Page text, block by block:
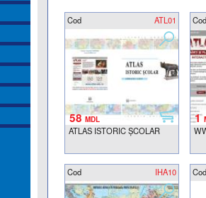
Cod ATL01
ATLAS ISTORIC ȘCOLAR
58MDL 1
Cod IHA10